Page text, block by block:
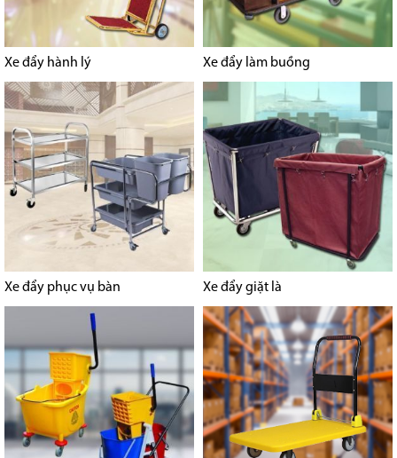
Xe đẩy hành lý Xe đẩy làm buồng
Xe đẩy phục vụ bàn Xe đẩy giặt là